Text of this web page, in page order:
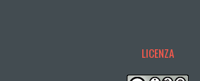
LICENZA